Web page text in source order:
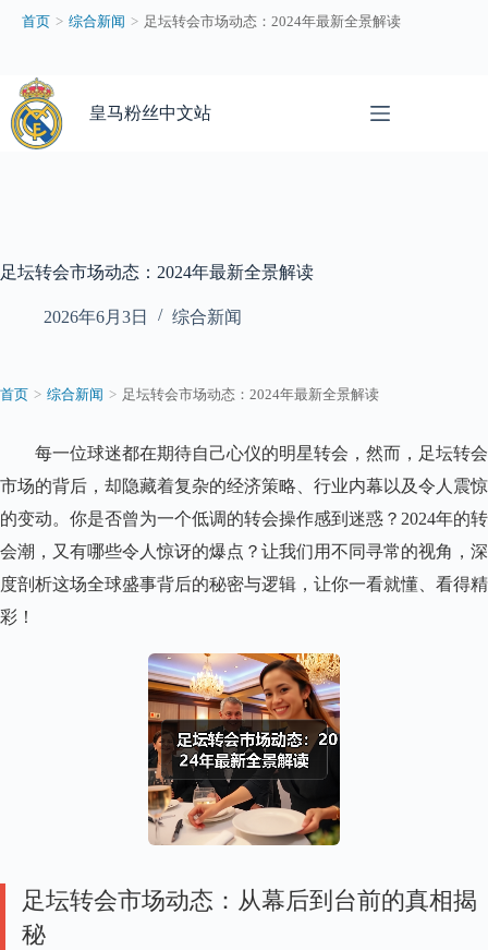
场
4
景
皇
马
粉
丝
中
文
站
首页 > 综合新闻 > 足坛转会市场动态：2024年最新全景解读
过
内
皇马粉丝中文站
足坛转会市场动态：2024年最新全景解读
2026年6月3日 综合新闻
首页 > 综合新闻 > 足坛转会市场动态：2024年最新全景解读
每一位球迷都在期待自己心仪的明星转会，然而，足坛转会
市场的背后，却隐藏着复杂的经济策略、行业内幕以及令人震惊
的变动。你是否曾为一个低调的转会操作感到迷惑？2024年的转
会潮，又有哪些令人惊讶的爆点？让我们用不同寻常的视角，深
度剖析这场全球盛事背后的秘密与逻辑，让你一看就懂、看得精
彩！
足坛转会市场动态：从幕后到台前的真相揭
秘